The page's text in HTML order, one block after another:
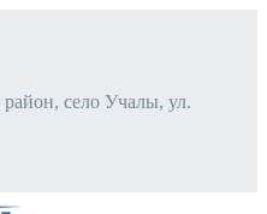
село Учалы, ул.